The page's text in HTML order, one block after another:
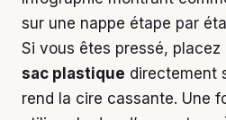
sur une nappe étape par
Si vous êtes pressé, placez
sac plastique directement
rend la cire cassante. Une